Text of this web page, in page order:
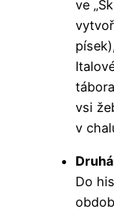
ve
vsi
v
Do